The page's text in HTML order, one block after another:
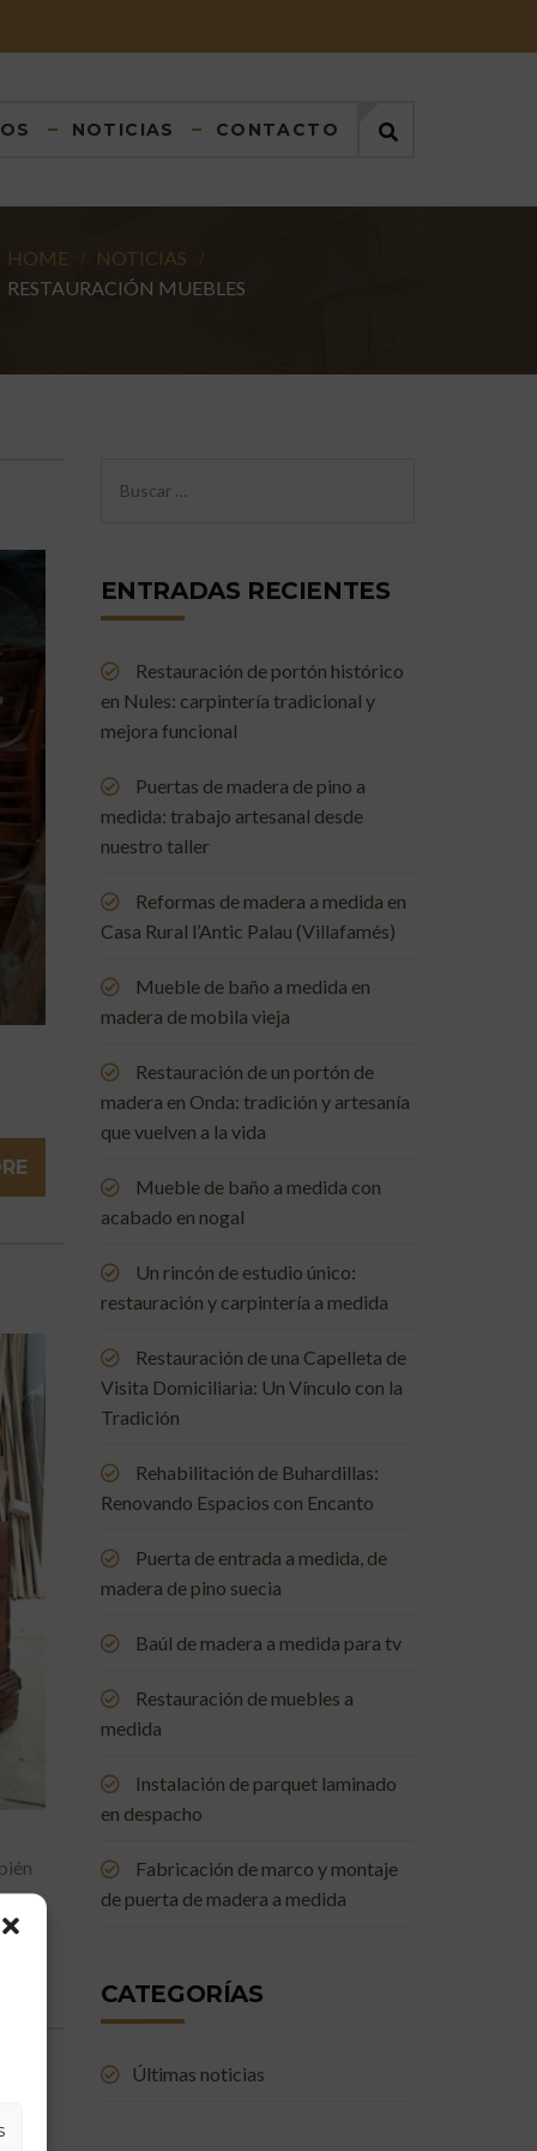
NOTICIAS CONTACTO
HOME
NOTICIAS
RESTAURACIÓN MUEBLES
ENTRADAS RECIENTES
Restauración de portón histórico
en Nules: carpintería tradicional y
mejora funcional
Puertas de madera de pino a
medida: trabajo artesanal desde
nuestro taller
Reformas de madera a medida en
Casa Rural l’Antic Palau (Villafamés)
Mueble de baño a medida en
madera de mobila vieja
Restauración de un portón de
madera en Onda: tradición y artesanía
que vuelven a la vida
Mueble de baño a medida con
acabado en nogal
Un rincón de estudio único:
restauración y carpintería a medida
Restauración de una Capelleta de
Visita Domiciliaria: Un Vínculo con la
Tradición
Rehabilitación de Buhardillas:
Renovando Espacios con Encanto
Puerta de entrada a medida, de
madera de pino suecia
Baúl de madera a medida para tv
Restauración de muebles a
medida
Instalación de parquet laminado
en despacho
Fabricación de marco y montaje
de puerta de madera a medida
CATEGORÍAS
Últimas noticias